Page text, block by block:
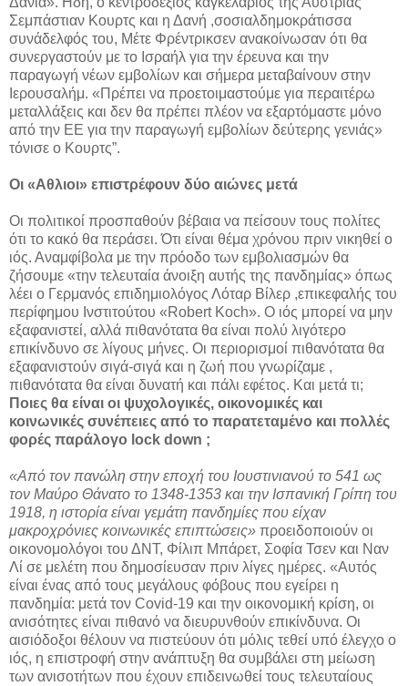
Σεμπάστιαν Κουρτς και η Δανή ,σοσιαλδημοκράτισσα
συνάδελφός του, Μέτε Φρέντρικσεν ανακοίνωσαν ότι θα
συνεργαστούν με το Ισραήλ για την έρευνα και την
παραγωγή νέων εμβολίων και σήμερα μεταβαίνουν στην
Ιερουσαλήμ. «Πρέπει να προετοιμαστούμε για περαιτέρω
μεταλλάξεις και δεν θα πρέπει πλέον να εξαρτόμαστε μόνο
από την ΕΕ για την παραγωγή εμβολίων δεύτερης γενιάς»
τόνισε ο Κουρτς”.
Οι «Αθλιοι» επιστρέφουν δύο αιώνες μετά
Οι πολιτικοί προσπαθούν βέβαια να πείσουν τους πολίτες
ότι το κακό θα περάσει. Ότι είναι θέμα χρόνου πριν νικηθεί ο
ιός. Αναμφίβολα με την πρόοδο των εμβολιασμών θα
ζήσουμε «την τελευταία άνοιξη αυτής της πανδημίας» όπως
λέει ο Γερμανός επιδημιολόγος Λόταρ Βίλερ ,επικεφαλής του
περίφημου Ινστιτούτου «Robert Koch». Ο ιός μπορεί να μην
εξαφανιστεί, αλλά πιθανότατα θα είναι πολύ λιγότερο
επικίνδυνο σε λίγους μήνες. Οι περιορισμοί πιθανότατα θα
εξαφανιστούν σιγά-σιγά και η ζωή που γνωρίζαμε ,
πιθανότατα θα είναι δυνατή και πάλι εφέτος. Και μετά τι;
Ποιες θα είναι οι ψυχολογικές, οικονομικές και
κοινωνικές συνέπειες από το παρατεταμένο και πολλές
φορές παράλογο lock down ;
«Από τον πανώλη στην εποχή του Ιουστινιανού το 541 ως
τον Μαύρο Θάνατο το 1348-1353 και την Ισπανική Γρίπη του
1918, η ιστορία είναι γεμάτη πανδημίες που είχαν
μακροχρόνιες κοινωνικές επιπτώσεις» προειδοποιούν οι
οικονομολόγοι του ΔΝΤ, Φίλιπ Μπάρετ, Σοφία Τσεν και Ναν
Λί σε μελέτη που δημοσίευσαν πριν λίγες ημέρες. «Αυτός
είναι ένας από τους μεγάλους φόβους που εγείρει η
πανδημία: μετά τον Covid-19 και την οικονομική κρίση, οι
ανισότητες είναι πιθανό να διευρυνθούν επικίνδυνα. Οι
αισιόδοξοι θέλουν να πιστεύουν ότι μόλις τεθεί υπό έλεγχο ο
ιός, η επιστροφή στην ανάπτυξη θα συμβάλει στη μείωση
των ανισοτήτων που έχουν επιδεινωθεί τους τελευταίους